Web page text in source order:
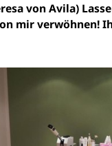
von Avila)
mir verwöhnen!